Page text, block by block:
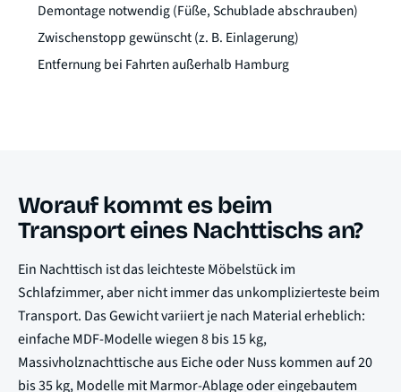
Demontage notwendig (Füße, Schublade abschrauben)
Zwischenstopp gewünscht (z. B. Einlagerung)
Entfernung bei Fahrten außerhalb Hamburg
Worauf kommt es beim
Transport eines Nachttischs an?
Ein Nachttisch ist das leichteste Möbelstück im
Schlafzimmer, aber nicht immer das unkomplizierteste beim
Transport. Das Gewicht variiert je nach Material erheblich:
einfache MDF-Modelle wiegen 8 bis 15 kg,
Massivholznachttische aus Eiche oder Nuss kommen auf 20
bis 35 kg, Modelle mit Marmor-Ablage oder eingebautem